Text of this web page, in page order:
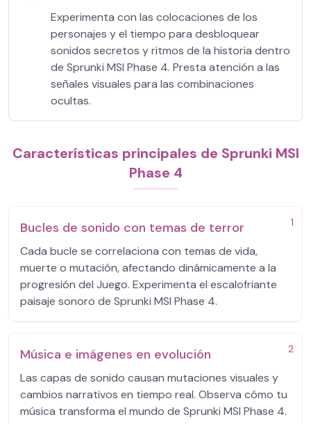
Experimenta con las colocaciones de los
personajes y el tiempo para desbloquear
sonidos secretos y ritmos de la historia dentro
de Sprunki MSI Phase 4. Presta atención a las
señales visuales para las combinaciones
ocultas.
Características principales de Sprunki MSI
Phase 4
1
Bucles de sonido con temas de terror
Cada bucle se correlaciona con temas de vida,
muerte o mutación, afectando dinámicamente a la
progresión del Juego. Experimenta el escalofriante
paisaje sonoro de Sprunki MSI Phase 4.
2
Música e imágenes en evolución
Las capas de sonido causan mutaciones visuales y
cambios narrativos en tiempo real. Observa cómo tu
música transforma el mundo de Sprunki MSI Phase 4.